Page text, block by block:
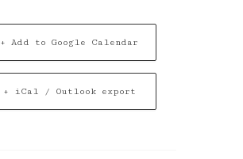
+ Add to Google Calendar
+ iCal / Outlook export